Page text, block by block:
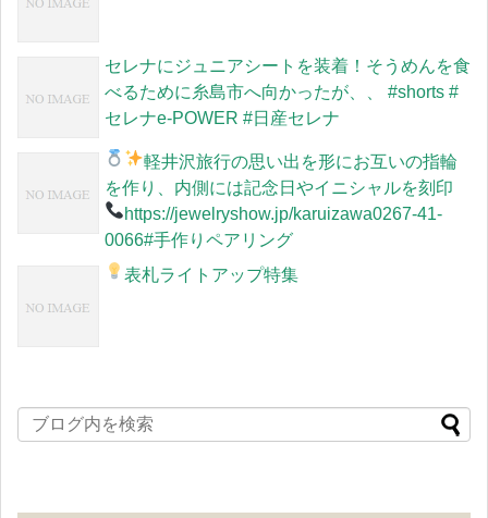
セレナにジュニアシートを装着！そうめんを食
べるために糸島市へ向かったが、、 #shorts #
セレナe-POWER #日産セレナ
軽井沢旅行の思い出を形にお互いの指輪
を作り、内側には記念日やイニシャルを刻印
https://jewelryshow.jp/karuizawa0267-41-
0066#手作りペアリング
表札ライトアップ特集